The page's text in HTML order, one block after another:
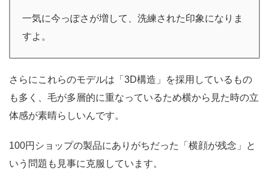
一気に今っぽさが増して、洗練された印象になりま
すよ。
さらにこれらのモデルは「3D構造」を採用しているもの
も多く、毛が多層的に重なっているため横から見た時の立
体感が素晴らしいんです。
100円ショップの製品にありがちだった「横顔が残念」と
いう問題も見事に克服しています。